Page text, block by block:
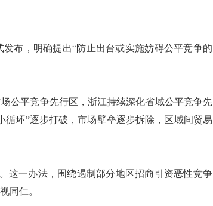
，明确提出“防止出台或实施妨碍公平竞争的
平竞争先行区，浙江持续深化省域公平竞争先
环”逐步打破，市场壁垒逐步拆除，区域间贸易
一办法，围绕遏制部分地区招商引资恶性竞争
同仁。